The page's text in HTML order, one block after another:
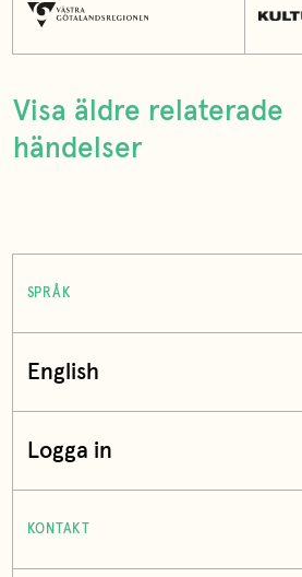
Visa äldre relaterade
händelser
SPRÅK
English
Logga in
KONTAKT